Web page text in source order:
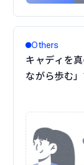
Others
キャディを
ながら歩む